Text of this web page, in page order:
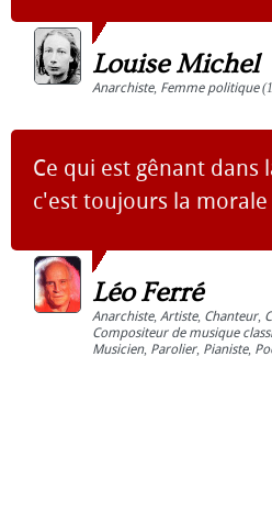
Louise Michel
Anarchiste, Femme politique
Ce qui est gênant dans
c'est toujours la morale
Léo Ferré
Anarchiste, Artiste, Chanteur,
Compositeur de musique
Musicien, Parolier, Pianiste,